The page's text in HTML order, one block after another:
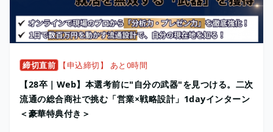
締切直前 【申込締切】 あと0時間
【28卒｜Web】本選考前に"自分の武器"を見つける。二次
流通の総合商社で挑む「営業×戦略設計」1dayインターン
＜豪華特典付き＞